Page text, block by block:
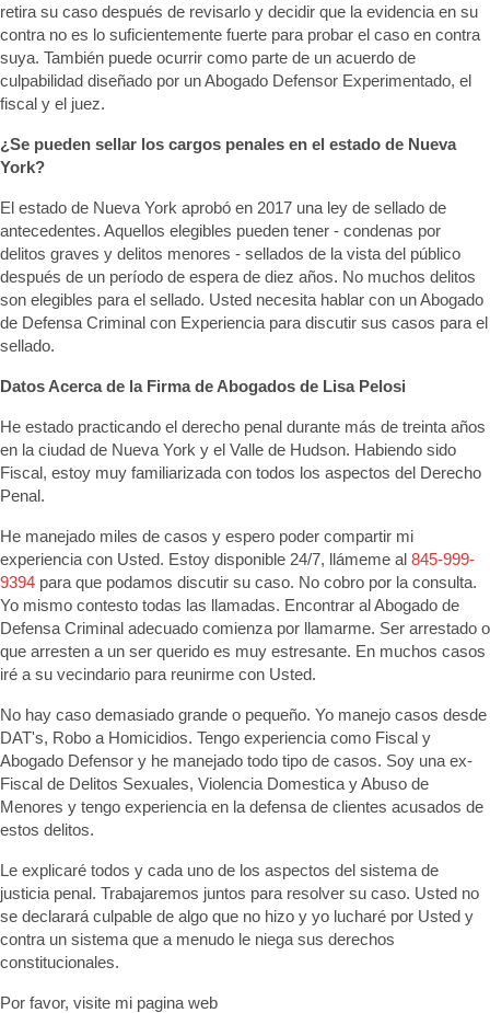
retira su caso después de revisarlo y decidir que la evidencia en su
contra no es lo suficientemente fuerte para probar el caso en contra
suya. También puede ocurrir como parte de un acuerdo de
culpabilidad diseñado por un Abogado Defensor Experimentado, el
fiscal y el juez.
¿Se pueden sellar los cargos penales en el estado de Nueva
York?
El estado de Nueva York aprobó en 2017 una ley de sellado de
antecedentes. Aquellos elegibles pueden tener - condenas por
delitos graves y delitos menores - sellados de la vista del público
después de un período de espera de diez años. No muchos delitos
son elegibles para el sellado. Usted necesita hablar con un Abogado
de Defensa Criminal con Experiencia para discutir sus casos para el
sellado.
Datos Acerca de la Firma de Abogados de Lisa Pelosi
He estado practicando el derecho penal durante más de treinta años
en la ciudad de Nueva York y el Valle de Hudson. Habiendo sido
Fiscal, estoy muy familiarizada con todos los aspectos del Derecho
Penal.
He manejado miles de casos y espero poder compartir mi
experiencia con Usted. Estoy disponible 24/7, llámeme al 845-999-
9394 para que podamos discutir su caso. No cobro por la consulta.
Yo mismo contesto todas las llamadas. Encontrar al Abogado de
Defensa Criminal adecuado comienza por llamarme. Ser arrestado o
que arresten a un ser querido es muy estresante. En muchos casos
iré a su vecindario para reunirme con Usted.
No hay caso demasiado grande o pequeño. Yo manejo casos desde
DAT's, Robo a Homicidios. Tengo experiencia como Fiscal y
Abogado Defensor y he manejado todo tipo de casos. Soy una ex-
Fiscal de Delitos Sexuales, Violencia Domestica y Abuso de
Menores y tengo experiencia en la defensa de clientes acusados de
estos delitos.
Le explicaré todos y cada uno de los aspectos del sistema de
justicia penal. Trabajaremos juntos para resolver su caso. Usted no
se declarará culpable de algo que no hizo y yo lucharé por Usted y
contra un sistema que a menudo le niega sus derechos
constitucionales.
Por favor, visite mi pagina web